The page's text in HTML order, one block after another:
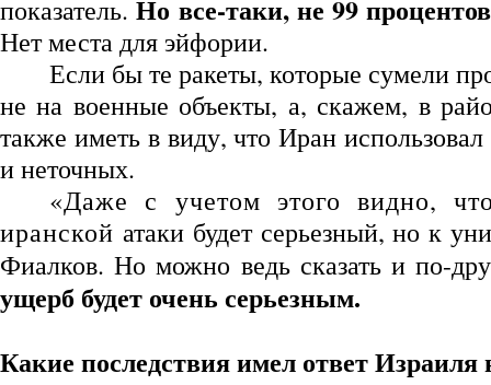
показатель.Но все-таки, не 99 процентов
Нет места для эйфории.
Если бы те ракеты, которые сумели
не на военные объекты, а, скажем, в
также иметь в виду, что Иран
и неточных.
«Даже с учетом этого видно,
иранской атаки будет серьезный, но к
Фиалков. Но можно ведь сказать и по-
ущерб будет очень серьезным.
Какие последствия имел ответ